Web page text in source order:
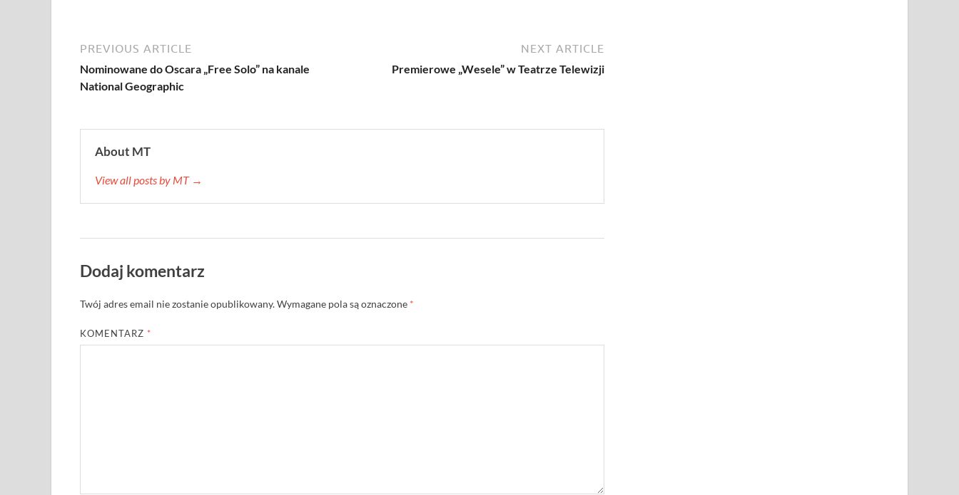
PREVIOUS ARTICLE
Nominowane do Oscara „Free Solo” na kanale
National Geographic
NEXT ARTICLE
Premierowe „Wesele” w Teatrze Telewizji
About MT
View all posts by MT →
Dodaj komentarz
Twój adres email nie zostanie opublikowany.Wymagane pola są oznaczone *
KOMENTARZ *